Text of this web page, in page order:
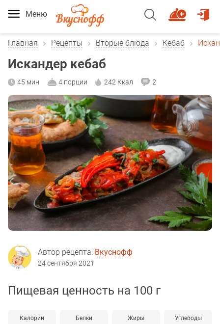
Меню
Главная Рецепты Вторые блюда Кебаб
Искандер кебаб
45 мин 4 порции 242 Ккал 2
Автор рецепта: Вкуснофф
24 сентября 2021
Пищевая ценность на 100 г
Калории Белки Жиры Углеводы